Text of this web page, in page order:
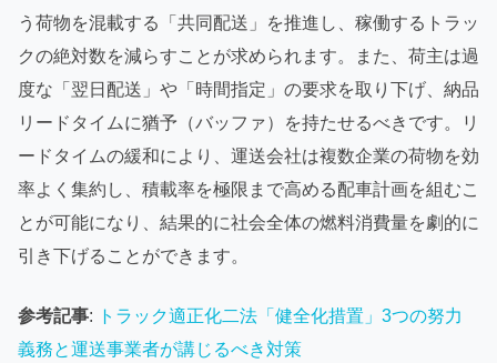
う荷物を混載する「共同配送」を推進し、稼働するトラッ
クの絶対数を減らすことが求められます。また、荷主は過
度な「翌日配送」や「時間指定」の要求を取り下げ、納品
リードタイムに猶予（バッファ）を持たせるべきです。リ
ードタイムの緩和により、運送会社は複数企業の荷物を効
率よく集約し、積載率を極限まで高める配車計画を組むこ
とが可能になり、結果的に社会全体の燃料消費量を劇的に
引き下げることができます。
参考記事:
トラック適正化二法「健全化措置」3つの努力
義務と運送事業者が講じるべき対策